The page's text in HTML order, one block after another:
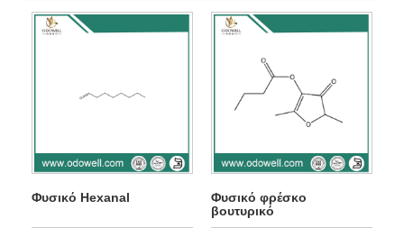
Φυσικό Hexanal
Φυσικό φρέσκο ​​
βουτυρικό